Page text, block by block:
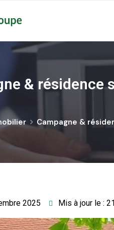
& résidence
Campagne &
2025 Mis à jour le :